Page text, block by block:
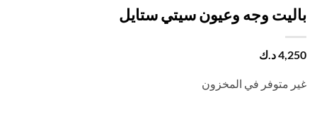
وجه وعيون سيتي ستايل
د.ك
متوفر في المخزون